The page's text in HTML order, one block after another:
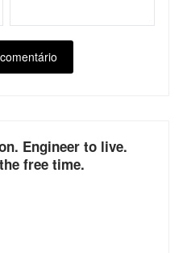
Engineer to live.
free time.